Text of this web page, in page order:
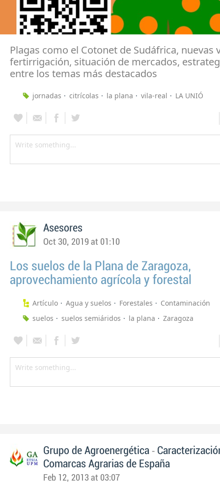
Plagas como el Cotonet de Sudáfrica, nuevas
fertirrigación, situación de mercados,
entre los temas más destacados
jornadas citrícolas la plana vila-real LA UNIÓ
Asesores
Oct 30, 2019 at 01:10
Los suelos de la Plana de Zaragoza,
aprovechamiento agrícola y forestal
Artículo Agua y suelos Forestales
Contaminación
suelos
suelos semiáridos la plana Zaragoza
Grupo de Agroenergética -
Comarcas Agrarias de España
Feb 12, 2013 at 03:07